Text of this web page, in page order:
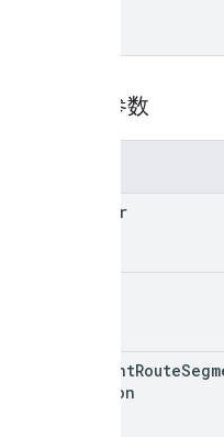
查询参数
header
currentRoute
Version